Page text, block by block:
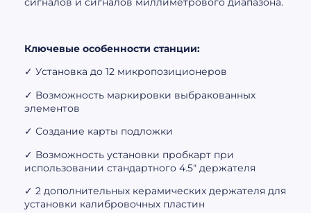
Ключевые особенности станции:
✓ Установка до 12 микропозиционеров
✓ Возможность маркировки выбракованных
элементов
✓ Создание карты подложки
✓ Возможность установки пробкарт при
использовании стандартного 4.5″ держателя
✓ 2 дополнительных керамических держателя для
установки калибровочных пластин